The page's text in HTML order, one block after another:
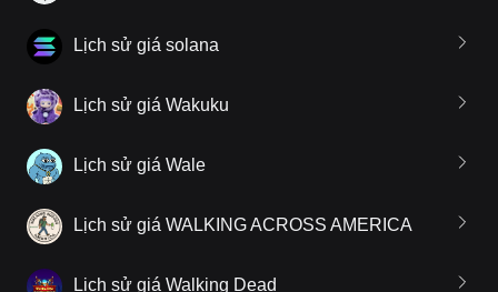
Lịch sử giá solana
Lịch sử giá Wakuku
Lịch sử giá Wale
Lịch sử giá WALKING ACROSS AMERICA
Lịch sử giá Walking Dead